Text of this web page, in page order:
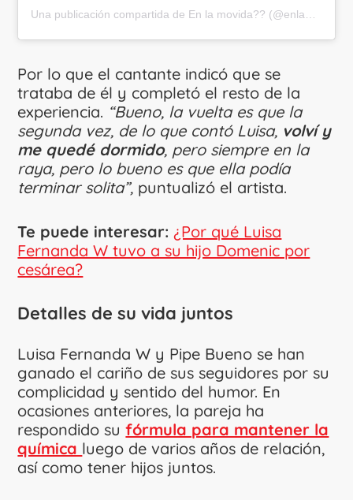
Por lo que el cantante indicó que se
trataba de él y completó el resto de la
experiencia. “Bueno, la vuelta es que la
segunda vez, de lo que contó Luisa, volví y
me quedé dormido, pero siempre en la
raya, pero lo bueno es que ella podía
terminar solita”, puntualizó el artista.
Te puede interesar: ¿Por qué Luisa
Fernanda W tuvo a su hijo Domenic por
cesárea?
Detalles de su vida juntos
Luisa Fernanda W y Pipe Bueno se han
ganado el cariño de sus seguidores por su
complicidad y sentido del humor. En
ocasiones anteriores, la pareja ha
respondido sufórmula para mantener la
química luego de varios años de relación,
así como tener hijos juntos.